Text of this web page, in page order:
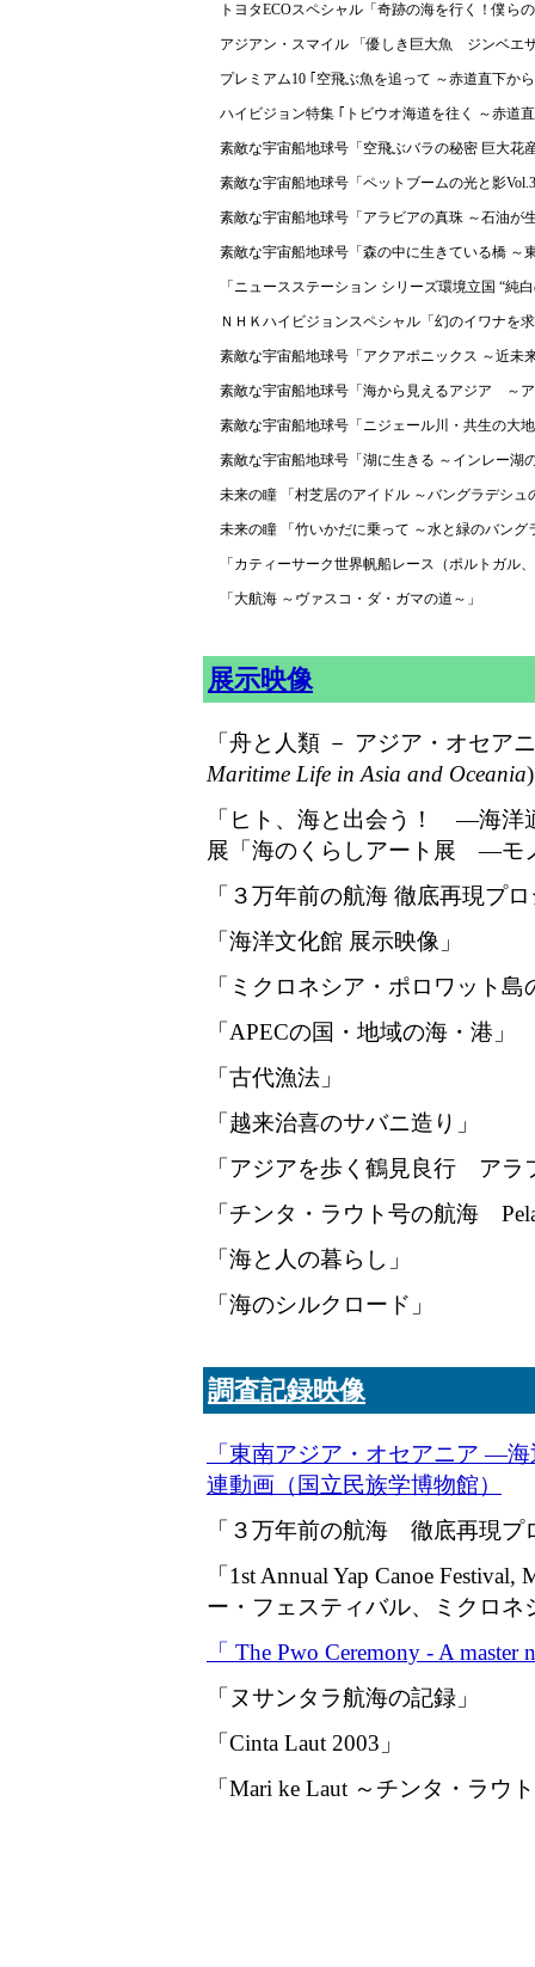
トヨタECOスペシャル「奇跡の海を行く！僕ら
アジアン・スマイル 「優しき巨大魚 ジンベエ
プレミアム10 ｢空飛ぶ魚を追って ～赤道直下か
ハイビジョン特集 ｢トビウオ海道を往く ～赤道
素敵な宇宙船地球号「空飛ぶバラの秘密 巨大花
素敵な宇宙船地球号「ペットブームの光と影
素敵な宇宙船地球号「アラビアの真珠 ～石油が
素敵な宇宙船地球号「森の中に生きている橋 ～
「ニュースステーション シリーズ環境立国 “純
ＮＨＫハイビジョンスペシャル「幻のイワナを
素敵な宇宙船地球号「アクアポニックス ～近未
素敵な宇宙船地球号「海から見えるアジア ～
素敵な宇宙船地球号「ニジェール川・共生の大
素敵な宇宙船地球号「湖に生きる ～インレー湖
未来の瞳 「村芝居のアイドル ～バングラデシ
未来の瞳 「竹いかだに乗って ～水と緑のバン
「カティーサーク世界帆船レース（ポルトガル
「大航海 ～ヴァスコ・ダ・ガマの道～」
展示映像
「舟と人類 － アジア・オセア
Maritime Life in Asia and Oceania
「ヒト、海と出会う！ ―海洋
展「海のくらしアート展 ―モ
「３万年前の航海 徹底再現プ
「海洋文化館 展示映像」
「ミクロネシア・ポロワット
「APECの国・地域の海・港」
「古代漁法」
「越来治喜のサバニ造り」
「アジアを歩く鶴見良行 アラ
「チンタ・ラウト号の航海
「海と人の暮らし」
「海のシルクロード」
調査記録映像
「東南アジア・オセアニア ―
連動画（国立民族学博物館）
「３万年前の航海 徹底再現プ
「1st Annual Yap Canoe
ー・フェスティバル、ミクロネ
「 The Pwo Ceremony - A
「ヌサンタラ航海の記録」
「Cinta Laut 2003」
「Mari ke Laut ～チンタ・ラウ